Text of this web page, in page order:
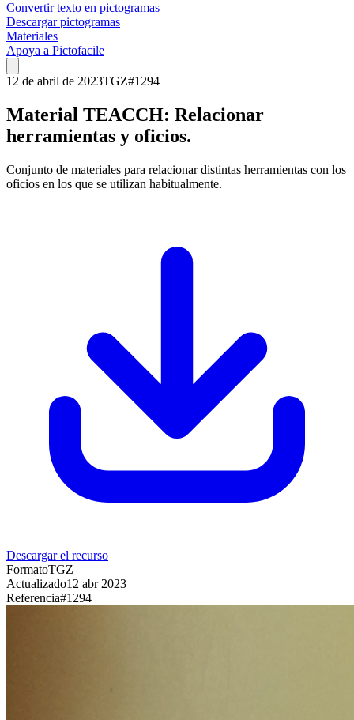
Convertir texto en pictogramas
Descargar pictogramas
Materiales
Apoya a Pictofacile
12 de abril de 2023TGZ#1294
Material TEACCH: Relacionar
herramientas y oficios.
Conjunto de materiales para relacionar distintas herramientas con los
oficios en los que se utilizan habitualmente.
Descargar el recurso
FormatoTGZ
Actualizado12 abr 2023
Referencia#1294